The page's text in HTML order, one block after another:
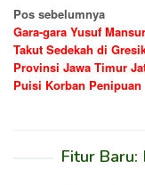
Navigasi
pos
Pos sebelumnya
Gara-gara Yusuf
Takut Sedekah di
Provinsi Jawa Timur
Puisi Korban Penipuan
Fitur Baru: